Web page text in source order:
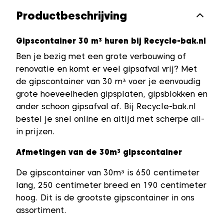
Productbeschrijving
Gipscontainer 30 m³ huren bij Recycle-bak.nl
Ben je bezig met een grote verbouwing of
renovatie en komt er veel gipsafval vrij? Met
de gipscontainer van 30 m³ voer je eenvoudig
grote hoeveelheden gipsplaten, gipsblokken en
ander schoon gipsafval af. Bij Recycle-bak.nl
bestel je snel online en altijd met scherpe all-
in prijzen.
Afmetingen van de 30m³ gipscontainer
De gipscontainer van 30m³ is 650 centimeter
lang, 250 centimeter breed en 190 centimeter
hoog. Dit is de grootste gipscontainer in ons
assortiment.